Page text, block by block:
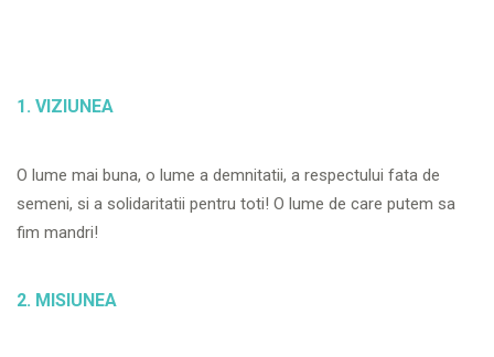
1. VIZIUNEA
O lume mai buna, o lume a demnitatii, a respectului fata de
semeni, si a solidaritatii pentru toti! O lume de care putem sa
fim mandri!
2. MISIUNEA